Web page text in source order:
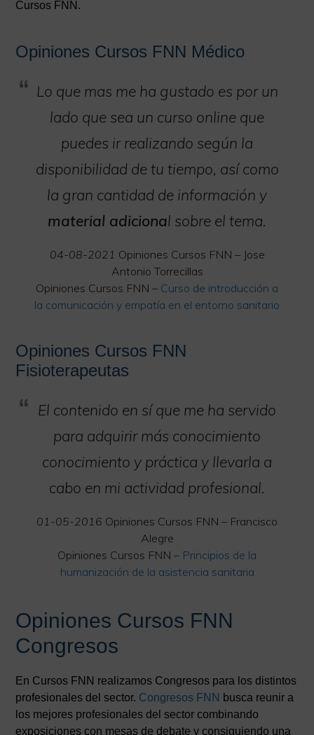
Cursos FNN.
Opiniones Cursos FNN Médico
Lo que mas me ha gustado es por un
lado que sea un curso online que
puedes ir realizando según la
disponibilidad de tu tiempo, así como
la gran cantidad de información y
material adicional sobre el tema.
04-08-2021 Opiniones Cursos FNN – Jose
Antonio Torrecillas
Opiniones Cursos FNN – Curso de introducción a
la comunicación y empatía en el entorno sanitario
Opiniones Cursos FNN
Fisioterapeutas
El contenido en sí que me ha servido
para adquirir más conocimiento
conocimiento y práctica y llevarla a
cabo en mi actividad profesional.
01-05-2016 Opiniones Cursos FNN – Francisco
Alegre
Opiniones Cursos FNN – Principios de la
humanización de la asistencia sanitaria
Opiniones Cursos FNN
Congresos
En Cursos FNN realizamos Congresos para los distintos
profesionales del sector. Congresos FNN busca reunir a
los mejores profesionales del sector combinando
exposiciones con mesas de debate y consiguiendo una